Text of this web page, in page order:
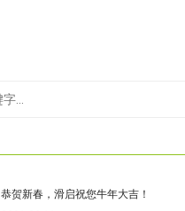
恭贺新春，滑启祝您牛年大吉！